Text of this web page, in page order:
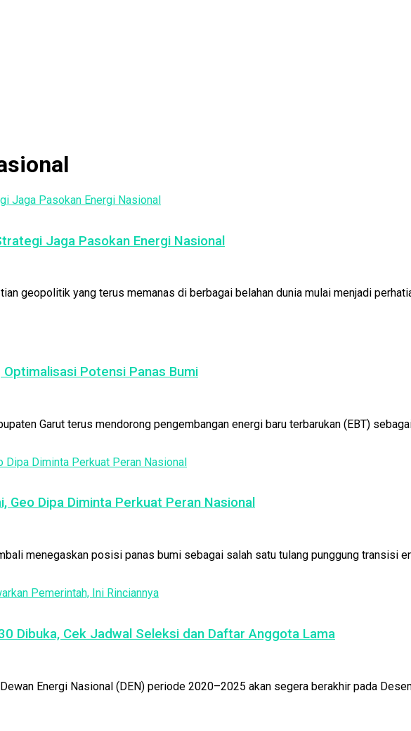
Jaga Pasokan Energi Nasional
geopolitik yang terus memanas di berbagai belahan dunia mulai menjadi
Potensi Panas Bumi
Garut terus mendorong pengembangan energi baru terbarukan (EBT)
Geo Dipa Diminta Perkuat Peran Nasional
menegaskan posisi panas bumi sebagai salah satu tulang punggung transisi
Dibuka, Cek Jadwal Seleksi dan Daftar Anggota Lama
Energi Nasional (DEN) periode 2020–2025 akan segera berakhir pada